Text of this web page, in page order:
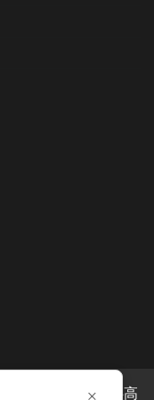
提供商，我们提供高
×